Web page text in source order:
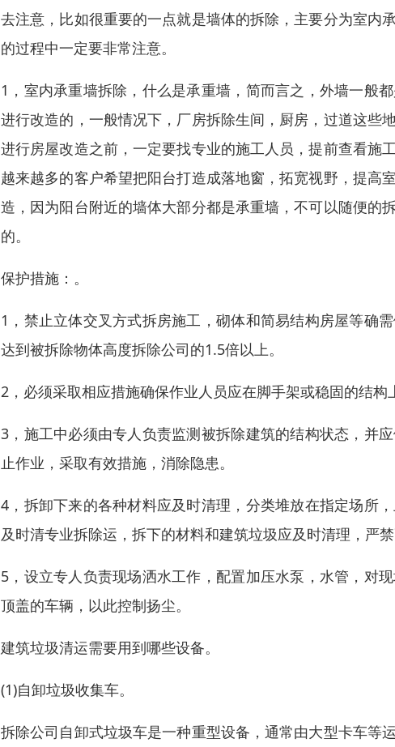
去注意，比如很重要的一点就是墙体的拆除，主要分为室内
的过程中一定要非常注意。
1，室内承重墙拆除，什么是承重墙，简而言之，外墙一般
进行改造的，一般情况下，厂房拆除生间，厨房，过道这些
进行房屋改造之前，一定要找专业的施工人员，提前查看施
越来越多的客户希望把阳台打造成落地窗，拓宽视野，提
造，因为阳台附近的墙体大部分都是承重墙，不可以随便的
的。
保护措施：。
1，禁止立体交叉方式拆房施工，砌体和简易结构房屋等确
达到被拆除物体高度拆除公司的1.5倍以上。
2，必须采取相应措施确保作业人员应在脚手架或稳固的结构
3，施工中必须由专人负责监测被拆除建筑的结构状态，并
止作业，采取有效措施，消除隐患。
4，拆卸下来的各种材料应及时清理，分类堆放在指定场所
及时清专业拆除运，拆下的材料和建筑垃圾应及时清理，严禁
5，设立专人负责现场洒水工作，配置加压水泵，水管，对
顶盖的车辆，以此控制扬尘。
建筑垃圾清运需要用到哪些设备。
(1)自卸垃圾收集车。
拆除公司自卸式垃圾车是一种重型设备，通常由大型卡车等